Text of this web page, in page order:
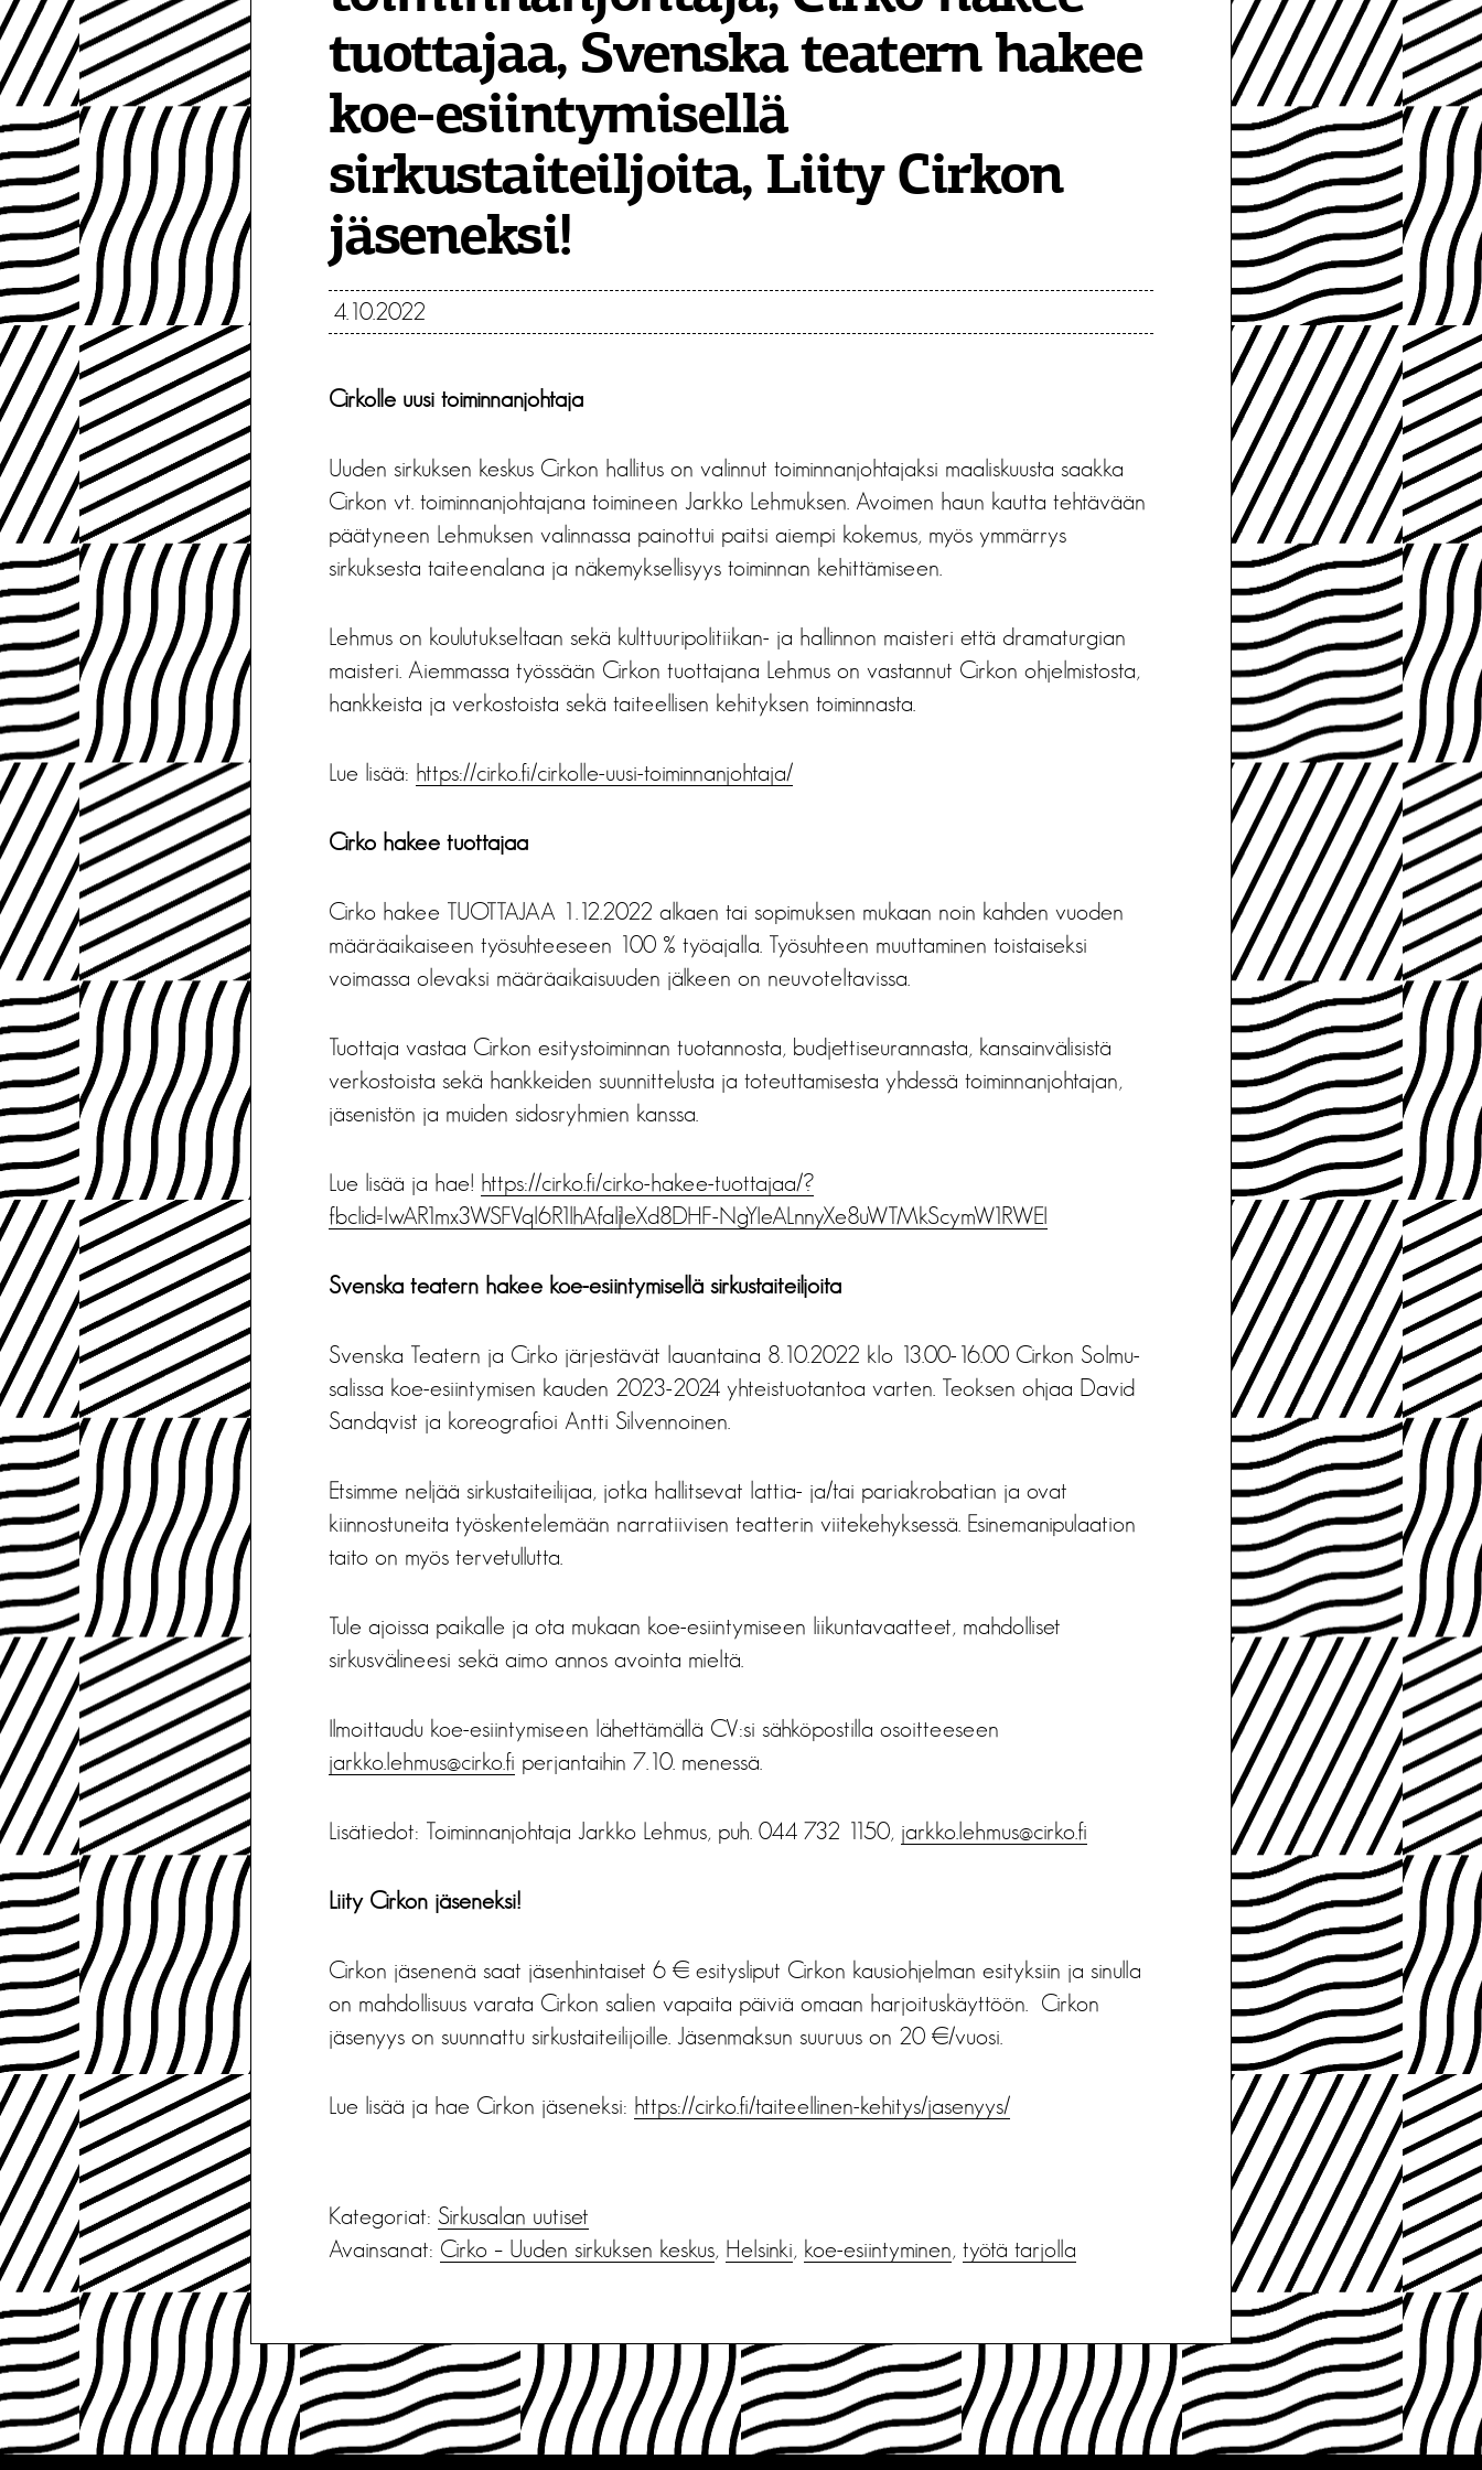
tuottajaa, Svenska teatern hakee
koe-esiintymisellä
sirkustaiteiljoita, Liity Cirkon
jäseneksi!
4.10.2022
Cirkolle uusi toiminnanjohtaja
Uuden sirkuksen keskus Cirkon hallitus on valinnut toiminnanjohtajaksi maaliskuusta saakka
Cirkon vt. toiminnanjohtajana toimineen Jarkko Lehmuksen. Avoimen haun kautta tehtävään
päätyneen Lehmuksen valinnassa painottui paitsi aiempi kokemus, myös ymmärrys
sirkuksesta taiteenalana ja näkemyksellisyys toiminnan kehittämiseen.
Lehmus on koulutukseltaan sekä kulttuuripolitiikan- ja hallinnon maisteri että dramaturgian
maisteri. Aiemmassa työssään Cirkon tuottajana Lehmus on vastannut Cirkon ohjelmistosta,
hankkeista ja verkostoista sekä taiteellisen kehityksen toiminnasta.
Lue lisää: https://cirko.fi/cirkolle-uusi-toiminnanjohtaja/
Cirko hakee tuottajaa
Cirko hakee TUOTTAJAA 1.12.2022 alkaen tai sopimuksen mukaan noin kahden vuoden
määräaikaiseen työsuhteeseen 100 % työajalla. Työsuhteen muuttaminen toistaiseksi
voimassa olevaksi määräaikaisuuden jälkeen on neuvoteltavissa.
Tuottaja vastaa Cirkon esitystoiminnan tuotannosta, budjettiseurannasta, kansainvälisistä
verkostoista sekä hankkeiden suunnittelusta ja toteuttamisesta yhdessä toiminnanjohtajan,
jäsenistön ja muiden sidosryhmien kanssa.
Lue lisää ja hae! https://cirko.fi/cirko-hakee-tuottajaa/?
fbclid=IwAR1mx3WSFVql6R1lhAfalj1eXd8DHF-NgYIeALnnyXe8uWTMkScymW1RWEI
Svenska teatern hakee koe-esiintymisellä sirkustaiteiljoita
Svenska Teatern ja Cirko järjestävät lauantaina 8.10.2022 klo 13.00-16.00 Cirkon Solmu-
salissa koe-esiintymisen kauden 2023-2024 yhteistuotantoa varten. Teoksen ohjaa David
Sandqvist ja koreografioi Antti Silvennoinen.
Etsimme neljää sirkustaiteilijaa, jotka hallitsevat lattia- ja/tai pariakrobatian ja ovat
kiinnostuneita työskentelemään narratiivisen teatterin viitekehyksessä. Esinemanipulaation
taito on myös tervetullutta.
Tule ajoissa paikalle ja ota mukaan koe-esiintymiseen liikuntavaatteet, mahdolliset
sirkusvälineesi sekä aimo annos avointa mieltä.
Ilmoittaudu koe-esiintymiseen lähettämällä CV:si sähköpostilla osoitteeseen
jarkko.lehmus@cirko.fi perjantaihin 7.10. menessä.
Lisätiedot: Toiminnanjohtaja Jarkko Lehmus, puh. 044 732 1150, jarkko.lehmus@cirko.fi
Liity Cirkon jäseneksi!
Cirkon jäsenenä saat jäsenhintaiset 6 € esitysliput Cirkon kausiohjelman esityksiin ja sinulla
on mahdollisuus varata Cirkon salien vapaita päiviä omaan harjoituskäyttöön. Cirkon
jäsenyys on suunnattu sirkustaiteilijoille. Jäsenmaksun suuruus on 20 €/vuosi.
Lue lisää ja hae Cirkon jäseneksi: https://cirko.fi/taiteellinen-kehitys/jasenyys/
Kategoriat: Sirkusalan uutiset
Avainsanat: Cirko – Uuden sirkuksen keskus, Helsinki, koe-esiintyminen, työtä tarjolla